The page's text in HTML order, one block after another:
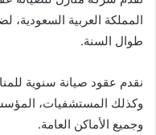
المملكة العربية السعودية،
طوال السنة.
نقدم عقود صيانة سنوية
وكذلك المستشفيات،
وجميع الأماكن العامة.